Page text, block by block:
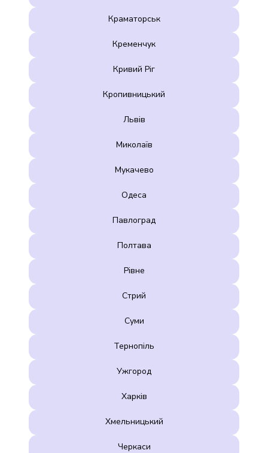
Краматорськ
Кременчук
Кривий Ріг
Кропивницький
Львів
Миколаїв
Мукачево
Одеса
Павлоград
Полтава
Рівне
Стрий
Суми
Тернопіль
Ужгород
Харків
Хмельницький
Черкаси